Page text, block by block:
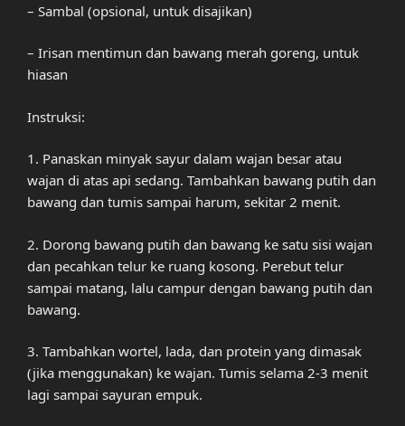
– Sambal (opsional, untuk disajikan)
– Irisan mentimun dan bawang merah goreng, untuk
hiasan
Instruksi:
1. Panaskan minyak sayur dalam wajan besar atau
wajan di atas api sedang. Tambahkan bawang putih dan
bawang dan tumis sampai harum, sekitar 2 menit.
2. Dorong bawang putih dan bawang ke satu sisi wajan
dan pecahkan telur ke ruang kosong. Perebut telur
sampai matang, lalu campur dengan bawang putih dan
bawang.
3. Tambahkan wortel, lada, dan protein yang dimasak
(jika menggunakan) ke wajan. Tumis selama 2-3 menit
lagi sampai sayuran empuk.